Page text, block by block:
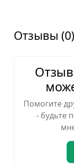
Отзывы (0)
Помогите
- будьте